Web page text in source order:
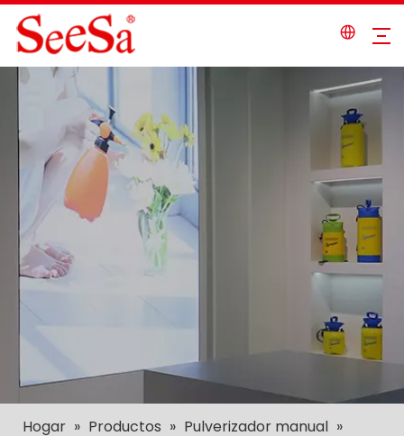
Hogar » Productos » Pulverizador manual »